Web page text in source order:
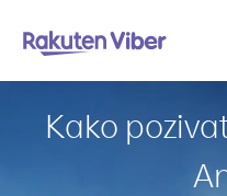
Kako